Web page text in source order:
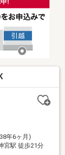
年6ヶ月)
宮駅 徒歩21分